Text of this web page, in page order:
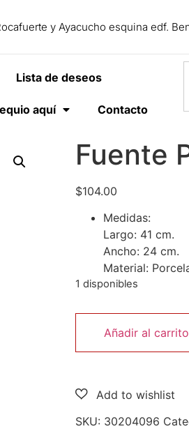
y Ayacucho esquina edf.
Lista de deseos
aquí Contacto
Fuente
$104.00
Medidas:
Largo: 41 cm.
Ancho: 24 cm.
Material:
1 disponibles
Añadir al carrito
SKU: 30204096